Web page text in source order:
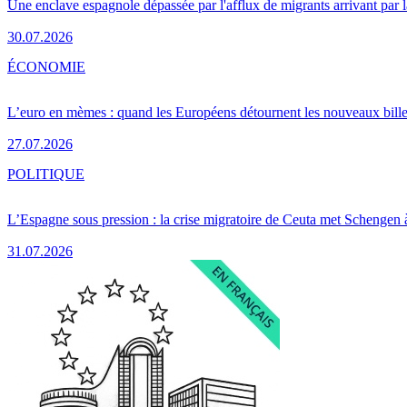
Une enclave espagnole dépassée par l'afflux de migrants arrivant par
30.07.2026
L’euro en mèmes : quand les Européens détournent les nouveaux
27.07.2026
ÉCONOMIE
L’Espagne sous pression : la crise migratoire de Ceuta met Schengen
31.07.2026
POLITIQUE